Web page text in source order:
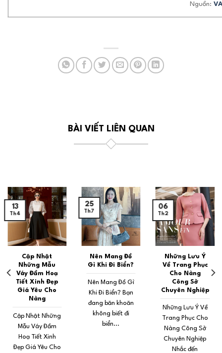
Nguồn:
BÀI VIẾT LIÊN QUAN
Cập Nhật
Những Mẫu
Váy Đầm Hoạ
Tiết Xinh Đẹp
Giá Yêu Cho
Nàng
Cập Nhật Những
Mẫu Váy Đầm
Hoạ Tiết Xinh
Đẹp Giá Yêu Cho
13
Th4
Nên Mang Đồ
Gì Khi Đi Biển?
Nên Mang Đồ Gì
Khi Đi Biển? Bạn
đang băn khoăn
không biết đi
biển...
25
Th7
Những Lưu Ý
Về Trang Phục
Cho Nàng
Công Sở
Chuyên Nghiệp
Những Lưu Ý Về
Trang Phục Cho
Nàng Công Sở
Chuyên Nghiệp
Nhắc đến
06
Th2